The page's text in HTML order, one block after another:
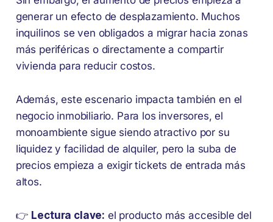
generar un efecto de desplazamiento. Muchos
inquilinos se ven obligados a migrar hacia zonas
más periféricas o directamente a compartir
vivienda para reducir costos.
Además, este escenario impacta también en el
negocio inmobiliario. Para los inversores, el
monoambiente sigue siendo atractivo por su
liquidez y facilidad de alquiler, pero la suba de
precios empieza a exigir tickets de entrada más
altos.
👉 Lectura clave: el producto más accesible del